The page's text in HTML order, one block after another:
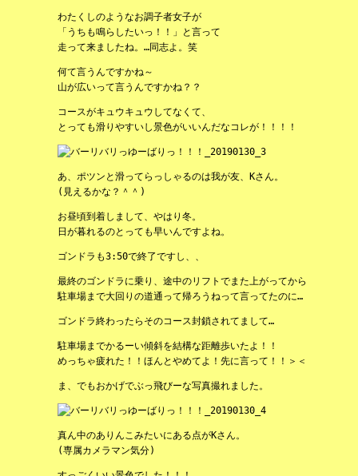
わたくしのようなお調子者女子が
「うちも鳴らしたいっ！！」と言って
走って来ましたね。…同志よ。笑
何て言うんですかね～
山が広いって言うんですかね？？
コースがキュウキュウしてなくて、
とっても滑りやすいし景色がいいんだなコレが！！！！
あ、ポツンと滑ってらっしゃるのは我が友、Kさん。
(見えるかな？＾＾)
お昼頃到着しまして、やはり冬。
日が暮れるのとっても早いんですよね。
ゴンドラも3:50で終了ですし、、
最終のゴンドラに乗り、途中のリフトでまた上がってから
駐車場まで大回りの道通って帰ろうねって言ってたのに…
ゴンドラ終わったらそのコース封鎖されてまして…
駐車場までかるーい傾斜を結構な距離歩いたよ！！
めっちゃ疲れた！！ほんとやめてよ！先に言って！！＞＜
ま、でもおかげでぶっ飛びーな写真撮れました。
真ん中のありんこみたいにある点がKさん。
(専属カメラマン気分)